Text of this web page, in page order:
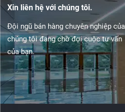
Xin liên hệ với chúng tôi.
Đội ngũ bán hàng chuyên nghiệp của
chúng tôi đang chờ đợi cuộc tư vấn
của bạn.